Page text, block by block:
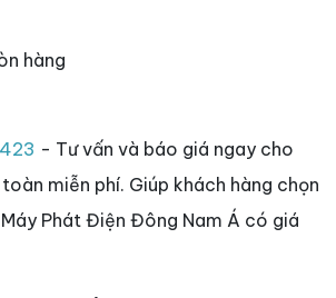
hàng
- Tư vấn và báo giá ngay cho
miễn phí. Giúp khách hàng chọn
Phát Điện Đông Nam Á có giá